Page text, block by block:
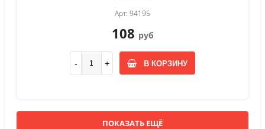
Арт: 94195
108 руб
В КОРЗИНУ
ПОКАЗАТЬ ЕЩЁ